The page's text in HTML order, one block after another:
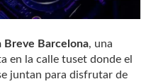
Breve Barcelona, una
en la calle tuset donde el
juntan para disfrutar de